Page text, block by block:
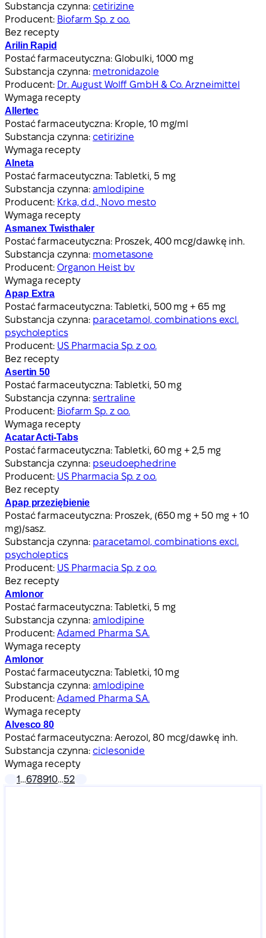
Substancja czynna: cetirizine
Producent: Biofarm Sp. z o.o.
Bez recepty
Arilin Rapid
Postać farmaceutyczna: Globulki, 1000 mg
Substancja czynna: metronidazole
Producent: Dr. August Wolff GmbH & Co. Arzneimittel
Wymaga recepty
Allertec
Postać farmaceutyczna: Krople, 10 mg/ml
Substancja czynna: cetirizine
Wymaga recepty
Alneta
Postać farmaceutyczna: Tabletki, 5 mg
Substancja czynna:amlodipine
Producent: Krka, d.d., Novo mesto
Wymaga recepty
Asmanex Twisthaler
Postać farmaceutyczna: Proszek, 400 mcg/dawkę inh.
Substancja czynna: mometasone
Producent: Organon Heist bv
Wymaga recepty
Apap Extra
Postać farmaceutyczna: Tabletki, 500 mg + 65 mg
Substancja czynna: paracetamol, combinations excl.
psycholeptics
Producent: US Pharmacia Sp. z o.o.
Bez recepty
Asertin 50
Postać farmaceutyczna: Tabletki, 50 mg
Substancja czynna:sertraline
Producent: Biofarm Sp. z o.o.
Wymaga recepty
Acatar Acti-Tabs
Postać farmaceutyczna: Tabletki, 60 mg + 2,5 mg
Substancja czynna: pseudoephedrine
Producent: US Pharmacia Sp. z o.o.
Bez recepty
Apap przeziębienie
Postać farmaceutyczna: Proszek, (650 mg + 50 mg + 10
mg)/sasz.
Substancja czynna: paracetamol, combinations excl.
psycholeptics
Producent: US Pharmacia Sp. z o.o.
Bez recepty
Amlonor
Postać farmaceutyczna: Tabletki, 5 mg
Substancja czynna:amlodipine
Producent: Adamed Pharma S.A.
Wymaga recepty
Amlonor
Postać farmaceutyczna: Tabletki, 10 mg
Substancja czynna:amlodipine
Producent: Adamed Pharma S.A.
Wymaga recepty
Alvesco 80
Postać farmaceutyczna: Aerozol, 80 mcg/dawkę inh.
Substancja czynna: ciclesonide
Wymaga recepty
1…678910…52